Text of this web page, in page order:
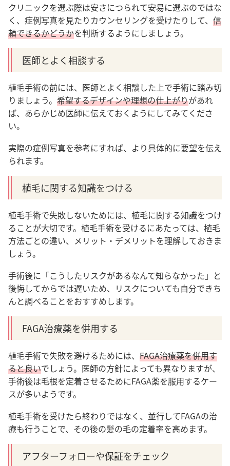
クリニックを選ぶ際は安さにつられて安易に選ぶのではな
く、症例写真を見たりカウンセリングを受けたりして、 信
頼できるかどうかを判断するようにしましょう。
医師とよく相談する
植毛手術の前には、医師とよく相談した上で手術に踏み切
りましょう。 希望するデザインや理想の仕上がりがあれ
ば、あらかじめ医師に伝えておくようにしてみてくださ
い。
実際の症例写真を参考にすれば、より具体的に要望を伝え
られます。
植毛に関する知識をつける
植毛手術で失敗しないためには、植毛に関する知識をつけ
ることが大切です。植毛手術を受けるにあたっては、植毛
方法ごとの違い、メリット・デメリットを理解しておきま
しょう。
手術後に「こうしたリスクがあるなんて知らなかった」と
後悔してからでは遅いため、リスクについても自分できち
んと調べることをおすすめします。
FAGA治療薬を併用する
植毛手術で失敗を避けるためには、 FAGA治療薬を併用す
ると良いでしょう。医師の方針によっても異なりますが、
手術後は毛根を定着させるためにFAGA薬を服用するケー
スが多いようです。
植毛手術を受けたら終わりではなく、並行してFAGAの治
療も行うことで、その後の髪の毛の定着率を高めます。
アフターフォローや保証をチェック